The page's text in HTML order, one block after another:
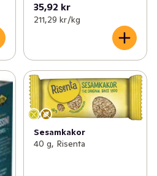
35,92 kr
211,29 kr /kg
Sesamkakor
40 g, Risenta